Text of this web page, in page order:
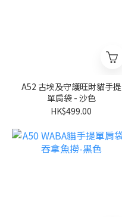
A52 古埃及守護旺財貓手提
單肩袋 - 沙色
HK$499.00